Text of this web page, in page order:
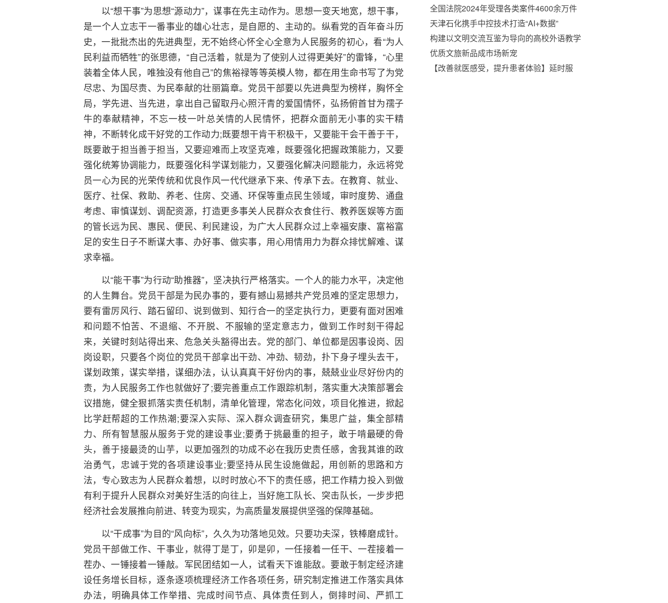
以“想干事”为思想“源动力”，谋事在先主动作为。思想一变天地宽，想干事，
是一个人立志干一番事业的雄心壮志，是自愿的、主动的。纵看党的百年奋斗历
史，一批批杰出的先进典型，无不始终心怀全心全意为人民服务的初心，看“为人
民利益而牺牲”的张思德，“自己活着，就是为了使别人过得更美好”的雷锋，“心里
装着全体人民，唯独没有他自己”的焦裕禄等等英模人物，都在用生命书写了为党
尽忠、为国尽责、为民奉献的壮丽篇章。党员干部要以先进典型为榜样，胸怀全
局，学先进、当先进，拿出自己留取丹心照汗青的爱国情怀，弘扬俯首甘为孺子
牛的奉献精神，不忘一枝一叶总关情的人民情怀，把群众面前无小事的实干精
神，不断转化成干好党的工作动力;既要想干肯干积极干，又要能干会干善于干，
既要敢于担当善于担当，又要迎难而上攻坚克难，既要强化把握政策能力，又要
强化统筹协调能力，既要强化科学谋划能力，又要强化解决问题能力，永远将党
员一心为民的光荣传统和优良作风一代代继承下来、传承下去。在教育、就业、
医疗、社保、救助、养老、住房、交通、环保等重点民生领域，审时度势、通盘
考虑、审慎谋划、调配资源，打造更多事关人民群众衣食住行、教养医娱等方面
的管长远为民、惠民、便民、利民建设，为广大人民群众过上幸福安康、富裕富
足的安生日子不断谋大事、办好事、做实事，用心用情用力为群众排忧解难、谋
求幸福。
以“能干事”为行动“助推器”，坚决执行严格落实。一个人的能力水平，决定他
的人生舞台。党员干部是为民办事的，要有撼山易撼共产党员难的坚定思想力，
要有雷厉风行、踏石留印、说到做到、知行合一的坚定执行力，更要有面对困难
和问题不怕苦、不退缩、不开脱、不服输的坚定意志力，做到工作时刻干得起
来，关键时刻站得出来、危急关头豁得出去。党的部门、单位都是因事设岗、因
岗设职，只要各个岗位的党员干部拿出干劲、冲劲、韧劲，扑下身子埋头去干，
谋划政策，谋实举措，谋细办法，认认真真干好份内的事，兢兢业业尽好份内的
责，为人民服务工作也就做好了;要完善重点工作跟踪机制，落实重大决策部署会
议措施，健全狠抓落实责任机制，清单化管理，常态化问效，项目化推进，掀起
比学赶帮超的工作热潮;要深入实际、深入群众调查研究，集思广益，集全部精
力、所有智慧服从服务于党的建设事业;要勇于挑最重的担子，敢于啃最硬的骨
头，善于接最烫的山芋，以更加强烈的功成不必在我历史责任感，舍我其谁的政
治勇气，忠诚于党的各项建设事业;要坚持从民生设施做起，用创新的思路和方
法，专心致志为人民群众着想，以时时放心不下的责任感，把工作精力投入到做
有利于提升人民群众对美好生活的向往上，当好施工队长、突击队长，一步步把
经济社会发展推向前进、转变为现实，为高质量发展提供坚强的保障基础。
以“干成事”为目的“风向标”，久久为功落地见效。只要功夫深，铁棒磨成针。
党员干部做工作、干事业，就得丁是丁，卯是卯，一任接着一任干、一茬接着一
茬办、一锤接着一锤敲。军民团结如一人，试看天下谁能敌。要敢于制定经济建
设任务增长目标，逐条逐项梳理经济工作各项任务，研究制定推进工作落实具体
办法，明确具体工作举措、完成时间节点、具体责任到人，倒排时间、严抓工
五五”农业现代化新图景
全国法院2024年受理各类案件4600余万件
‌天津石化携手中控技术打造“AI+数据”
构建以文明交流互鉴为导向的高校外语教学
体系
优质文旅新品成市场新宠
【改善就医感受，提升患者体验】延时服